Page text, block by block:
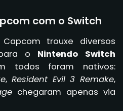
com o Switch
trouxe diversos
o Nintendo Switch
todos foram nativos:
, Resident Evil 3 Remake,
chegaram apenas via